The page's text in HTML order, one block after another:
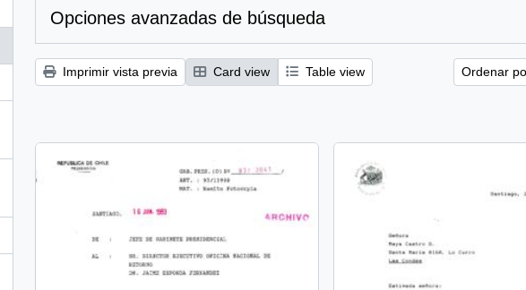
Opciones avanzadas de búsqueda
Imprimir vista previa Card view Table view Ordenar